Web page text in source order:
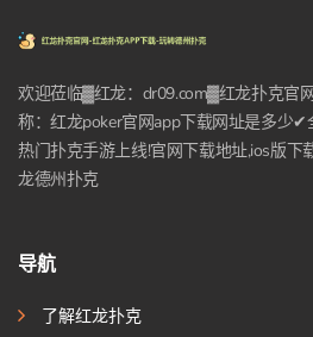
欢迎莅临▓红龙：dr09.com▓红龙扑克官
称：红龙poker官网app下载网址是多少✔
热门扑克手游上线!官网下载地址,ios版下
龙德州扑克
导航
了解红龙扑克